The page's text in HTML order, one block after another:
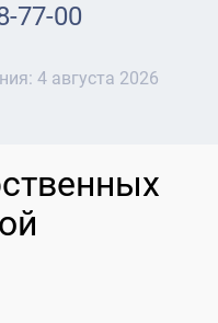
77-00
4 августа 2026